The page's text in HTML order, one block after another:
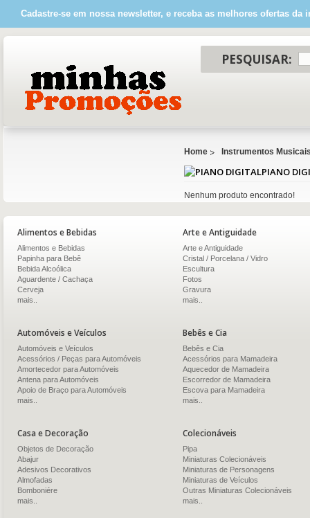
Cadastre-se em nossa newsletter, e receba as melhores ofertas da
PESQUISAR:
Home Instrumentos
PIANO
Nenhum produto encontrado!
Alimentos e Bebidas
Alimentos e Bebidas
Papinha para Bebê
Bebida Alcoólica
Aguardente / Cachaça
Cerveja
mais..
Arte e Antiguidade
Arte e Antiguidade
Cristal / Porcelana / Vidro
Escultura
Fotos
Gravura
mais..
Automóveis e Veículos
Automóveis e Veículos
Acessórios / Peças para Automóveis
Amortecedor para Automóveis
Antena para Automóveis
Apoio de Braço para Automóveis
mais..
Bebês e Cia
Bebês e Cia
Acessórios para Mamadeira
Aquecedor de Mamadeira
Escorredor de Mamadeira
Escova para Mamadeira
mais..
Casa e Decoração
Objetos de Decoração
Abajur
Adesivos Decorativos
Almofadas
Bomboniére
mais..
Colecionáveis
Pipa
Miniaturas Colecionáveis
Miniaturas de Personagens
Miniaturas de Veículos
Outras Miniaturas Colecionáveis
mais..